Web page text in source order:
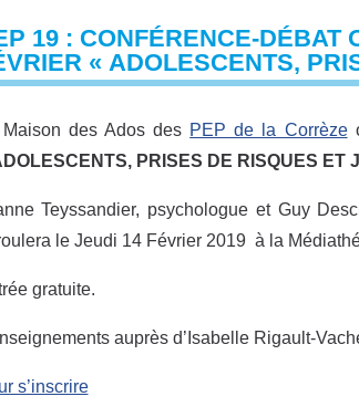
19 : CONFÉRENCE-DÉBAT
« ADOLESCENTS,
Maison des Ados des PEP de la Corrèze
PRISES DE RISQUES ET
Teyssandier, psychologue et Guy
le Jeudi 14 Février 2019 à la
gratuite.
auprès d’Isabelle Rigault-
s’inscrire